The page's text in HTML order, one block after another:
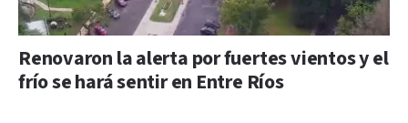
Renovaron la alerta por fuertes vientos y el
frío se hará sentir en Entre Ríos